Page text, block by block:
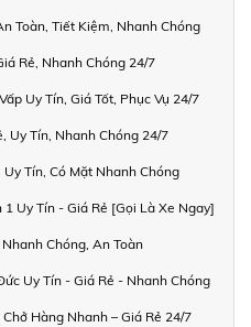
Toàn, Tiết Kiệm, Nhanh Chóng
Rẻ, Nhanh Chóng 24/7
Uy Tín, Giá Tốt, Phục Vụ 24/7
Uy Tín, Nhanh Chóng 24/7
Uy Tín, Có Mặt Nhanh Chóng
Uy Tín - Giá Rẻ [Gọi Là Xe Ngay]
Chóng, An Toàn
Uy Tín - Giá Rẻ - Nhanh Chóng
Hàng Nhanh – Giá Rẻ 24/7